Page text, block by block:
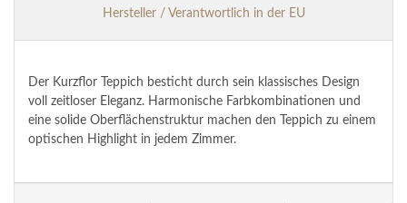
Hersteller / Verantwortlich in der EU
Der Kurzflor Teppich besticht durch sein klassisches Design
voll zeitloser Eleganz. Harmonische Farbkombinationen und
eine solide Oberflächenstruktur machen den Teppich zu einem
optischen Highlight in jedem Zimmer.